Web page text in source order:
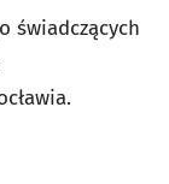
świadczących